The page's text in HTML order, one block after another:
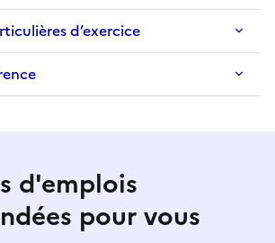
d’exercice
d'emplois
pour vous